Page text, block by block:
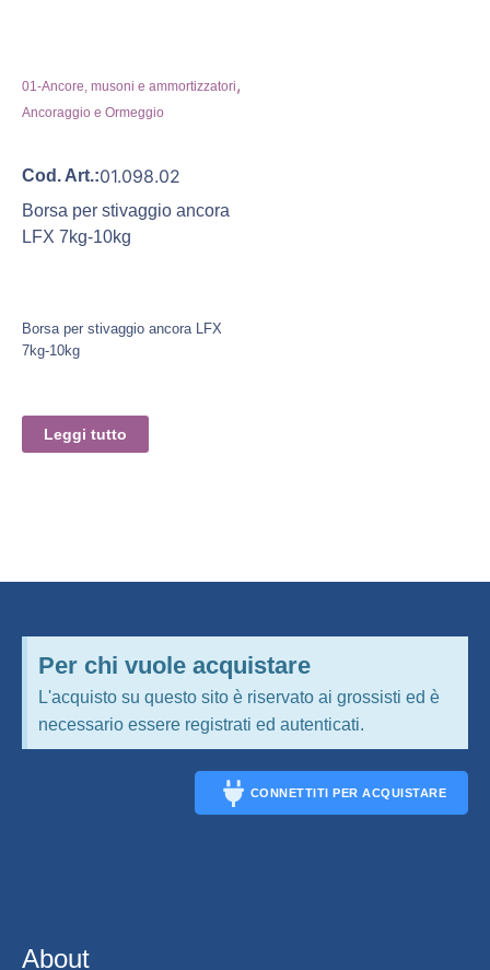
01-Ancore, musoni e ammortizzatori,
Ancoraggio e Ormeggio
Cod. Art.:01.098.02
Borsa per stivaggio ancora
LFX 7kg-10kg
Borsa per stivaggio ancora LFX
7kg-10kg
Leggi tutto
Per chi vuole acquistare
L'acquisto su questo sito è riservato ai grossisti ed è
necessario essere registrati ed autenticati.
CONNETTITI PER ACQUISTARE
About